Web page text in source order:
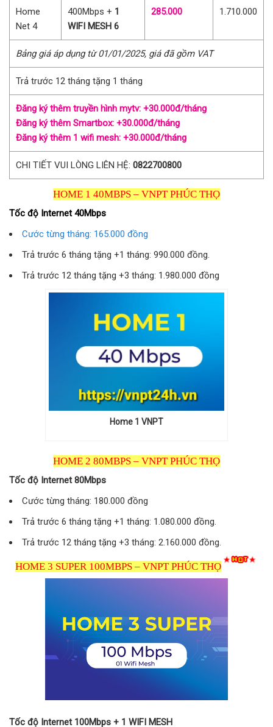
Home
Net 4
400Mbps + 1
WIFI MESH 6
285.000 1.710.000
Bảng giá áp dụng từ 01/01/2025, giá đã gồm VAT
Trả trước 12 tháng tặng 1 tháng
Đăng ký thêm truyền hình mytv: +30.000đ/tháng
Đăng ký thêm Smartbox: +30.000đ/tháng
Đăng ký thêm 1 wifi mesh: +30.000đ/tháng
CHI TIẾT VUI LÒNG LIÊN HỆ: 0822700800
HOME 1 40MBPS – VNPT PHÚC THỌ
Tốc độ Internet 40Mbps
Cước từng tháng: 165.000 đồng
Trả trước 6 tháng tặng +1 tháng: 990.000 đồng.
Trả trước 12 tháng tặng +3 tháng: 1.980.000 đồng
Home 1 VNPT
HOME 2 80MBPS – VNPT PHÚC THỌ
Tốc độ Internet 80Mbps
Cước từng tháng: 180.000 đồng
Trả trước 6 tháng tặng +1 tháng: 1.080.000 đồng.
Trả trước 12 tháng tặng +3 tháng: 2.160.000 đồng.
HOME 3 SUPER 100MBPS – VNPT PHÚC THỌ
Tốc độ Internet 100Mbps + 1 WIFI MESH